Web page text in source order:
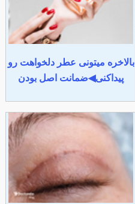
بالاخره میتونی عطر دلخواهت رو
پیداکنی◀ضمانت اصل بودن